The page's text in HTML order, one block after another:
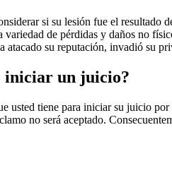
si su lesión fue el resultado
de pérdidas y daños no
atacado su reputación, invadió su
iniciar un juicio?
usted tiene para iniciar su juicio
no será aceptado.